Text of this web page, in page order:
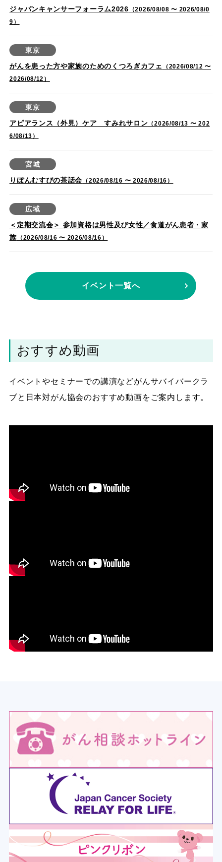
ジャパンキャンサーフォーラム2026 （2026/08/08 〜 2026/08/0
9）
東京
がんを患った方や家族のためのくつろぎカフェ
（2026/08/12 〜
2026/08/12）
東京
アピアランス（外見）ケア すみれサロン （2026/08/13 〜 202
6/08/13）
宮城
りぼんむすびの茶話会 （2026/08/16 〜 2026/08/16）
広域
＜定期交流会＞ 参加資格は男性及び女性／食道がん患者・家
族 （2026/08/16 〜 2026/08/16）
イベント一覧へ
おすすめ動画
イベントやセミナーでの講演などがんサバイバークラ
ブと日本対がん協会のおすすめ動画をご案内します。